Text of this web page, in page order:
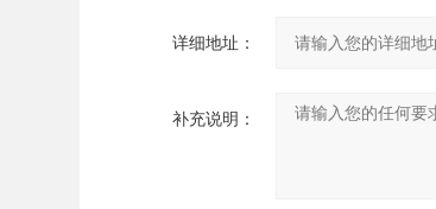
详细地址：
补充说明：